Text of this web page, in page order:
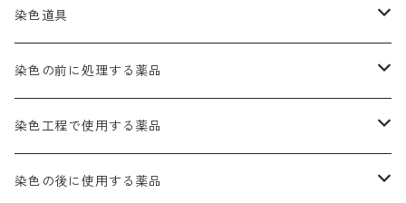
灰色系
黒色系
黒色
レットMG｜黄みの朱色
ネビーブルーMB（定番の色合い）
ブルーMB（定番の色合い）
紫色系
バイオレットMFB
緑色系
ダークグリンMG（定番の色合い）
グリーンMB｜緑色
茶色系
ダークブロンMFB｜こげ茶色
黒色系
茶色｜在庫処分特価
カッチ｜茶系
霧島産・晩秋茶｜黄金色（赤みの黄色）｜準備中
ぶどう糖
ハイドロサルファイトコンク
染色用途のハンカチ・バンダナ
45cm×45cm（ハンカチ）｜端の始末も綿糸｜タグなし
54cm×54cm（バンダナ）｜端の始末も綿糸｜タグなし
ハイドロサルファイトコンク
酸性剤
芒硝｜綿の染色時の吸収促進剤
ソーダ灰｜アルカリ性のPH調整剤
硫酸第一鉄｜鉄媒染剤
染色道具
刷毛
摺込み刷毛（スリコミハケ）ー夏毛（硬いタイプ）
摺込み刷毛（スリコミハケ）ー冬毛（柔らかいタイプ）
ローケツ筆
ローケツ用筆｜1本～販売
洋型紙（9番手｜中薄口、10番手｜中厚口）
染色の前に処理する薬品
精練剤｜汚れ落とし剤｜針状マルセル石鹸
糊落とし剤｜ソルベンCA
染色工程で使用する薬品
染料の吸収促進剤
染色の後に使用する薬品